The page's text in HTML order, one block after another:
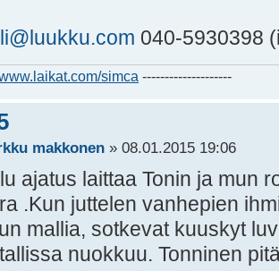
040-5930398
simca --------------------
makkonen » 08.01.2015 19:06
ajatus laittaa Tonin ja mun
.Kun juttelen vanhepien
mallia, sotkevat kuuskyt
nuokkuu. Tonninen